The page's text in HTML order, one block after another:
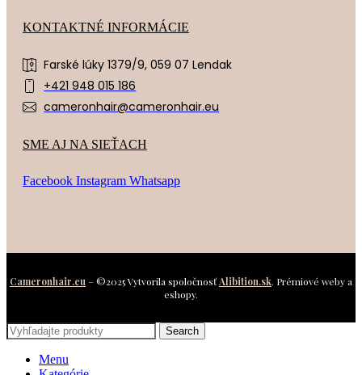
KONTAKTNÉ INFORMÁCIE
Farské lúky 1379/9, 059 07 Lendak
+421 948 015 186
cameronhair@cameronhair.eu
SME AJ NA SIEŤACH
Facebook Instagram Whatsapp
Cameronhair.eu – ©2025 Vytvorila spoločnosťAlibition.sk. Prémiové weby a
eshopy.
Search
Menu